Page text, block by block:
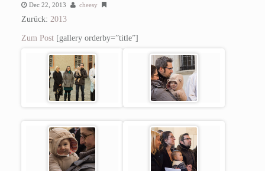
Dec 22, 2013 cheesy
Zurück: 2013
Zum Post[gallery orderby=”title”]